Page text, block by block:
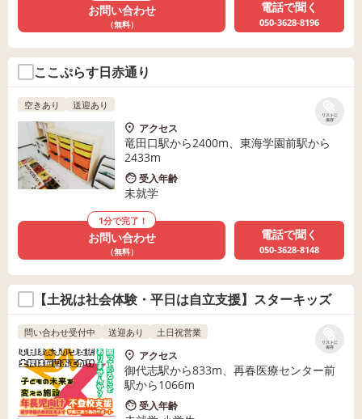
お問い合わせ
（無料）
電話で聞く
050-3628-8196
ここぷらす日赤通り
リストに
保存
空きあり 送迎あり
アクセス
竜田口駅から2400m、東海学園前駅から
2433m
受入年齢
未就学
1分で完了！
お問い合わせ
（無料）
電話で聞く
050-3628-8148
【土祝は社会体験・平日は自立支援】スターキッズ
リストに
保存
問い合わせ受付中 送迎あり 土日祝営業
アクセス
御代志駅から833m、再春医療センター前
駅から1066m
受入年齢